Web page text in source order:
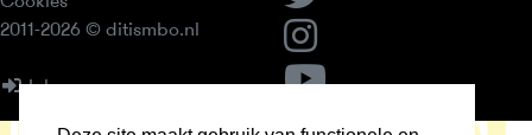
2011-2026 © ditismbo.nl
Inloggen